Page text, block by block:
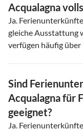
Acqualagna
Ja.
gleiche Ausstattung
verfügen häufig
Sind
Acqualagna für
geeignet?
Ja.